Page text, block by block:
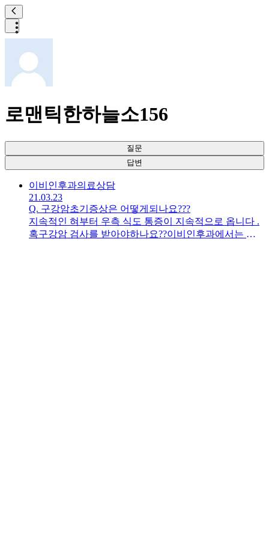
로맨틱한하늘소156
질문
답변
이비인후과의료상담
21.03.23
Q. 구강암초기증상은 어떻게되나요???
지속적인 혀부터 우측 식도 통증이 지속적으로 옵니다 .
혹구강암 검사를 받아야하나요??이비인후과에서는 혀